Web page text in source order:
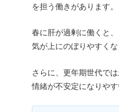
を担う働きがあります。
春に肝が過剰に働くと、
気が上にのぼりやすく
さらに、更年期世代で
情緒が不安定になりやす